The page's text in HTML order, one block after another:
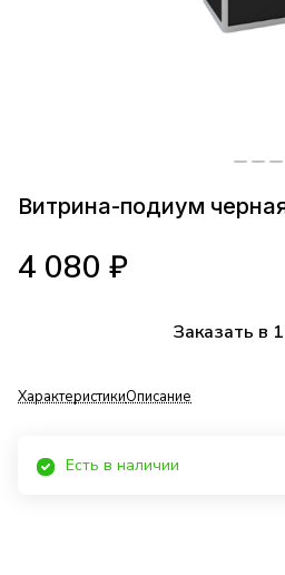
Витрина-подиум
4 080 ₽
Заказать в
ХарактеристикиОписание
Есть в наличии